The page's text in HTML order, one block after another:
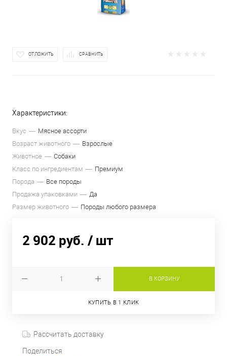
ОТЛОЖИТЬ СРАВНИТЬ
Характеристики:
Вкус
Мясное ассорти
Возраст животного
Взрослые
Животное
Собаки
Класс по ингредиентам
Премиум
Порода
Все породы
Продажа упаковками
Да
Размер животного
Породы любого размера
2 902 руб. / шт
В КОРЗИНУ
КУПИТЬ В 1 КЛИК
Рассчитать доставку
Поделиться